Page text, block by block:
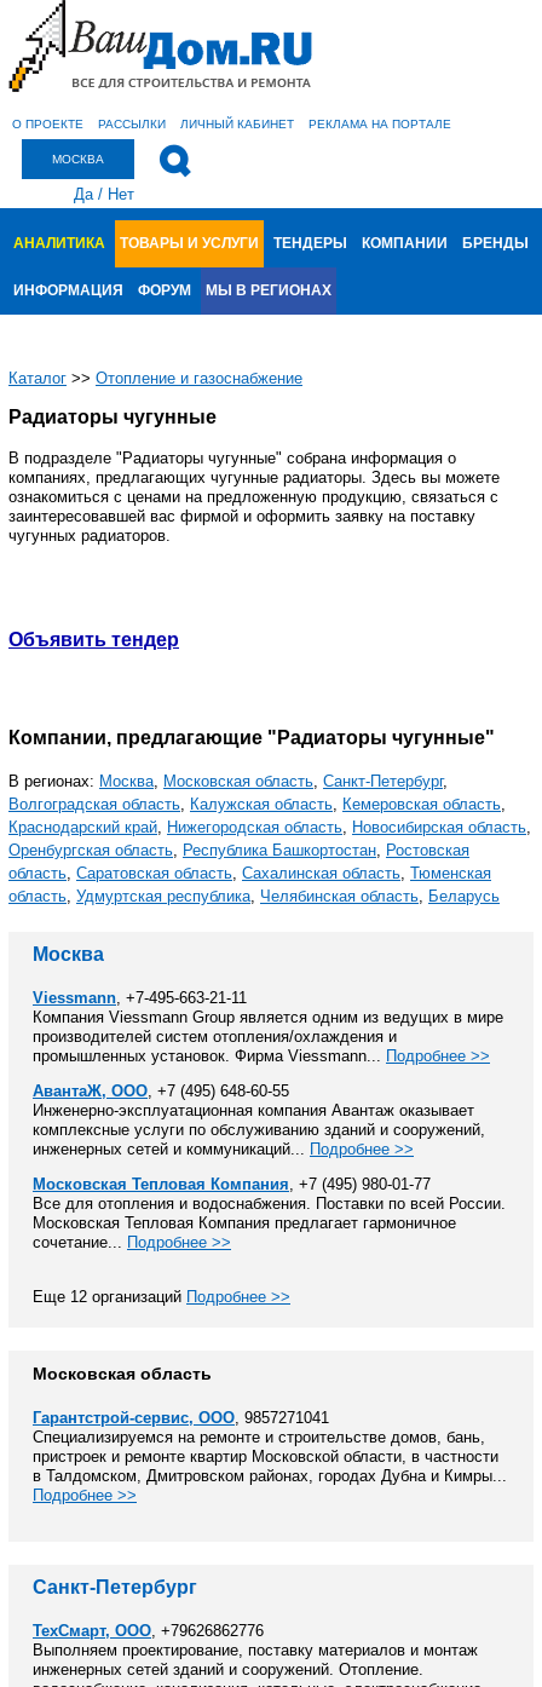
О ПРОЕКТЕ РАССЫЛКИ ЛИЧНЫЙ КАБИНЕТ РЕКЛАМА НА ПОРТАЛЕ
МОСКВА
Да/ Нет
АНАЛИТИКА ТОВАРЫ И УСЛУГИ ТЕНДЕРЫ КОМПАНИИ БРЕНДЫ
ИНФОРМАЦИЯ ФОРУМ МЫ В РЕГИОНАХ
Каталог >> Отопление и газоснабжение
Радиаторы чугунные
В подразделе "Радиаторы чугунные" собрана информация о
компаниях, предлагающих чугунные радиаторы. Здесь вы можете
ознакомиться с ценами на предложенную продукцию, связаться с
заинтересовавшей вас фирмой и оформить заявку на поставку
чугунных радиаторов.
Объявить тендер
Компании, предлагающие "Радиаторы чугунные"
В регионах: Москва, Московская область, Санкт-Петербург,
Волгоградская область, Калужская область, Кемеровская область,
Краснодарский край, Нижегородская область, Новосибирская область,
Оренбургская область, Республика Башкортостан, Ростовская
область, Саратовская область, Сахалинская область, Тюменская
область, Удмуртская республика, Челябинская область, Беларусь
Москва
Viessmann, +7-495-663-21-11
Компания Viessmann Group является одним из ведущих в мире
производителей систем отопления/охлаждения и
промышленных установок. Фирма Viessmann... Подробнее >>
АвантаЖ, ООО, +7 (495) 648-60-55
Инженерно-эксплуатационная компания Авантаж оказывает
комплексные услуги по обслуживанию зданий и сооружений,
инженерных сетей и коммуникаций... Подробнее >>
Московская Тепловая Компания, +7 (495) 980-01-77
Все для отопления и водоснабжения. Поставки по всей России.
Московская Тепловая Компания предлагает гармоничное
сочетание... Подробнее >>
Еще 12 организаций Подробнее >>
Московская область
Гарантстрой-сервис, ООО, 9857271041
Специализируемся на ремонте и строительстве домов, бань,
пристроек и ремонте квартир Московской области, в частности
в Талдомском, Дмитровском районах, городах Дубна и Кимры...
Подробнее >>
Санкт-Петербург
ТехСмарт, ООО, +79626862776
Выполняем проектирование, поставку материалов и монтаж
инженерных сетей зданий и сооружений. Отопление.